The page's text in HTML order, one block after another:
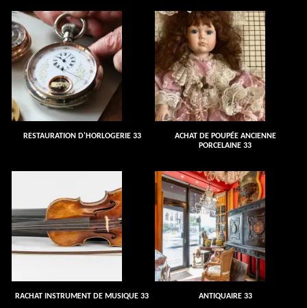
RESTAURATION D'HORLOGERIE 33
ACHAT DE POUPÉE ANCIENNE
PORCELAINE 33
RACHAT INSTRUMENT DE MUSIQUE 33 ANTIQUAIRE 33